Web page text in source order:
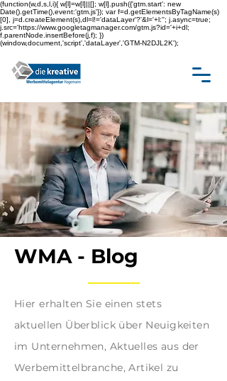
(function(w,d,s,l,i){ w[l]=w[l]||[]; w[l].push({'gtm.start': new
Date().getTime(),event:'gtm.js'}); var f=d.getElementsByTagName(s)
[0], j=d.createElement(s),dl=l!='dataLayer'?'&l='+l:''; j.async=true;
j.src='https://www.googletagmanager.com/gtm.js?id='+i+dl;
f.parentNode.insertBefore(j,f); })
(window,document,'script','dataLayer','GTM-N2DJL2K');
WMA - Blog
Hier erhalten Sie einen stets
aktuellen Überblick über Neuigkeiten
im Unternehmen, Aktuelles aus der
Werbemittelbranche, Artikel zu